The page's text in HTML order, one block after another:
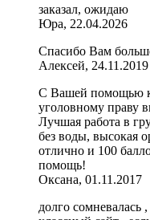
заказал, ожидаю
Юра, 22.04.2026
Спасибо Вам
Алексей, 24.11.2019
С Вашей помощью
уголовному праву
Лучшая работа в
без воды, высокая
отлично и 100
помощь!
Оксана, 01.11.2017
долго сомневалась